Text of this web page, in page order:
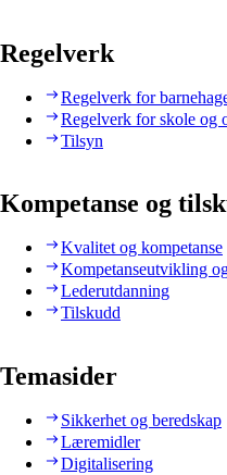
Regelverk
Regelverk for
Regelverk for skole og
Tilsyn
Kompetanse og
Kvalitet og kompetanse
Kompetanseutvikling
Lederutdanning
Tilskudd
Temasider
Sikkerhet og beredskap
Læremidler
Digitalisering